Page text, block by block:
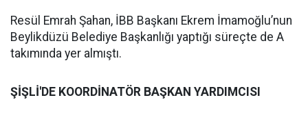
Resül Emrah Şahan, İBB Başkanı Ekrem İmamoğlu’nun
Beylikdüzü Belediye Başkanlığı yaptığı süreçte de A
takımında yer almıştı.
ŞİŞLİ'DE KOORDİNATÖR BAŞKAN YARDIMCISI